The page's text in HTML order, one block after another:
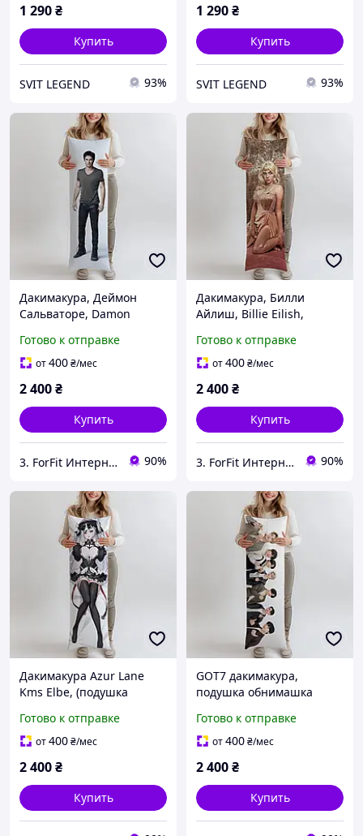
1 290₴
Купить
SVIT LEGEND 93%
1 290₴
Купить
SVIT LEGEND 93%
Дакимакура, Деймон
Сальваторе, Damon
Diaries, (подушка
обнимашка) 180*60 см
Готово к отправке
от400₴/мес
2 400₴
Купить
3. ForFit Интернет-магазин спортивных товаров 90%
Дакимакура, Билли
Айлиш, Billie Eilish,
180*60 см
Готово к отправке
от400₴/мес
2 400₴
Купить
3. ForFit Интернет-магазин спортивных товаров 90%
Дакимакура Azur Lane
Kms Elbe, (подушка
Готово к отправке
от400₴/мес
2 400₴
Купить
GOT7 дакимакура,
подушка обнимашка
Готово к отправке
от400₴/мес
2 400₴
Купить